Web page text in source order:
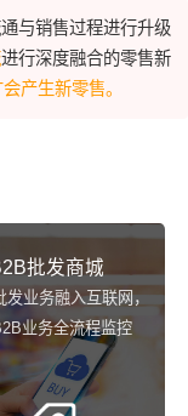
与销售过程进行升级
进行深度融合的零售新
产生新零售。
批发商城
发业务融入互联网，
业务全流程监控